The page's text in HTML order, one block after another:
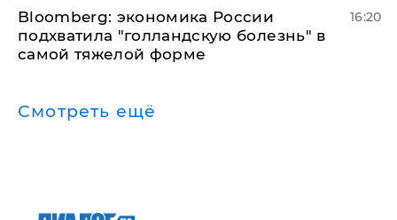
Bloomberg: экономика России
подхватила "голландскую болезнь" в
самой тяжелой форме
16:20
Смотреть ещё